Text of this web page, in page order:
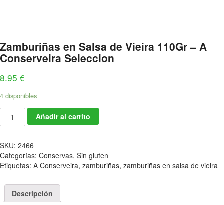
Zamburiñas en Salsa de Vieira 110Gr – A
Conserveira Seleccion
8.95 €
4 disponibles
Añadir al carrito
SKU: 2466
Categorías: Conservas, Sin gluten
Etiquetas: A Conserveira, zamburiñas, zamburiñas en salsa de vieira
Descripción